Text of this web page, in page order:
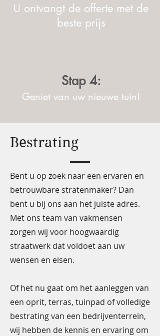
U ontvangt de offerte met de
beste prijs
Stap 4:
Geniet van uw nieuwe tuin!
Bestrating
Bent u op zoek naar een ervaren en
betrouwbare stratenmaker? Dan
bent u bij ons aan het juiste adres.
Met ons team van vakmensen
zorgen wij voor hoogwaardig
straatwerk dat voldoet aan uw
wensen en eisen.
Of het nu gaat om het aanleggen van
een oprit, terras, tuinpad of volledige
bestrating van een bedrijventerrein,
wij hebben de kennis en ervaring om